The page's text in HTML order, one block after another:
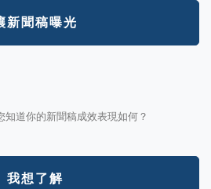
新聞稿曝光
道你的新聞稿成效表現如何？
我想了解